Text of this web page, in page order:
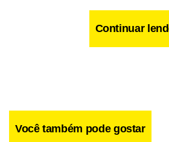
principalmente pela forma de atuar
Continuar
Você também pode gostar